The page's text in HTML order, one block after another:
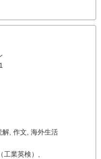
解 作文 海外生活
業英検）